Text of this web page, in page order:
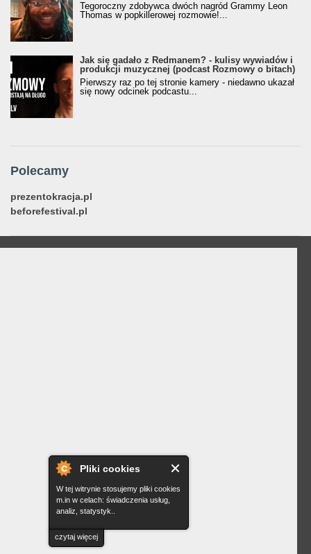
Pliki cookies
W tej witrynie stosujemy pliki cookies
m.in w celach: świadczenia usług,
analiz, statystyk..
czytaj więcej
Tegoroczny zdobywca dwóch nagród Grammy Leon
Thomas w popkillerowej rozmowie!...
Jak się gadało z Redmanem? - kulisy wywiadów i
produkcji muzycznej (podcast Rozmowy o bitach)
Pierwszy raz po tej stronie kamery - niedawno ukazał
się nowy odcinek podcastu...
Polecamy
prezentokracja.pl
beforefestival.pl